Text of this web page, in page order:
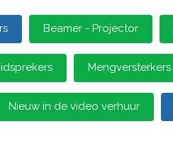
Beamer - Projector
Mengversterkers
Nieuw in de video verhuur